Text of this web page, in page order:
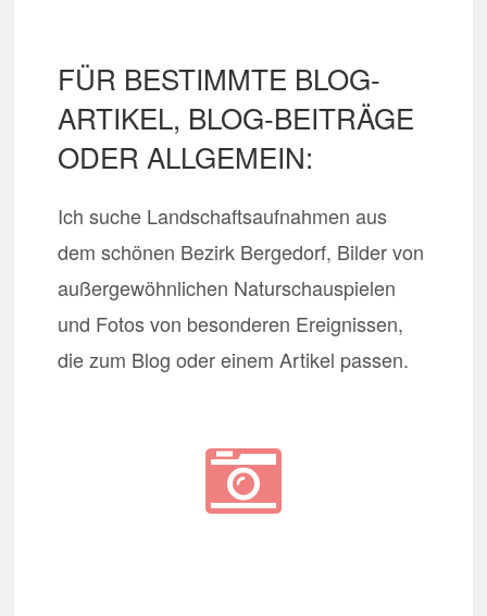
FÜR BESTIMMTE BLOG-
ARTIKEL, BLOG-BEITRÄGE
ODER ALLGEMEIN:
Ich suche Landschaftsaufnahmen aus
dem schönen Bezirk Bergedorf, Bilder von
außergewöhnlichen Naturschauspielen
und Fotos von besonderen Ereignissen,
die zum Blog oder einem Artikel passen.